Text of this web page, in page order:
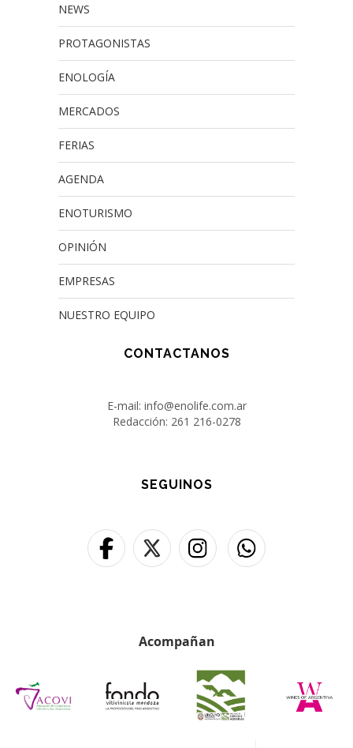
NEWS
PROTAGONISTAS
ENOLOGÍA
MERCADOS
FERIAS
AGENDA
ENOTURISMO
OPINIÓN
EMPRESAS
NUESTRO EQUIPO
CONTACTANOS
E-mail: info@enolife.com.ar
Redacción: 261 216-0278
SEGUINOS
Acompañan